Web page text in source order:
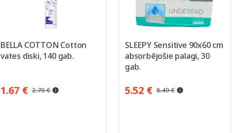
BELLA COTTON Cotton
vates diski, 140 gab.
1.67 € 2.79 €
SLEEPY Sensitive 90x60 cm
absorbējošie palagi, 30
gab.
5.52 € 8.49 €